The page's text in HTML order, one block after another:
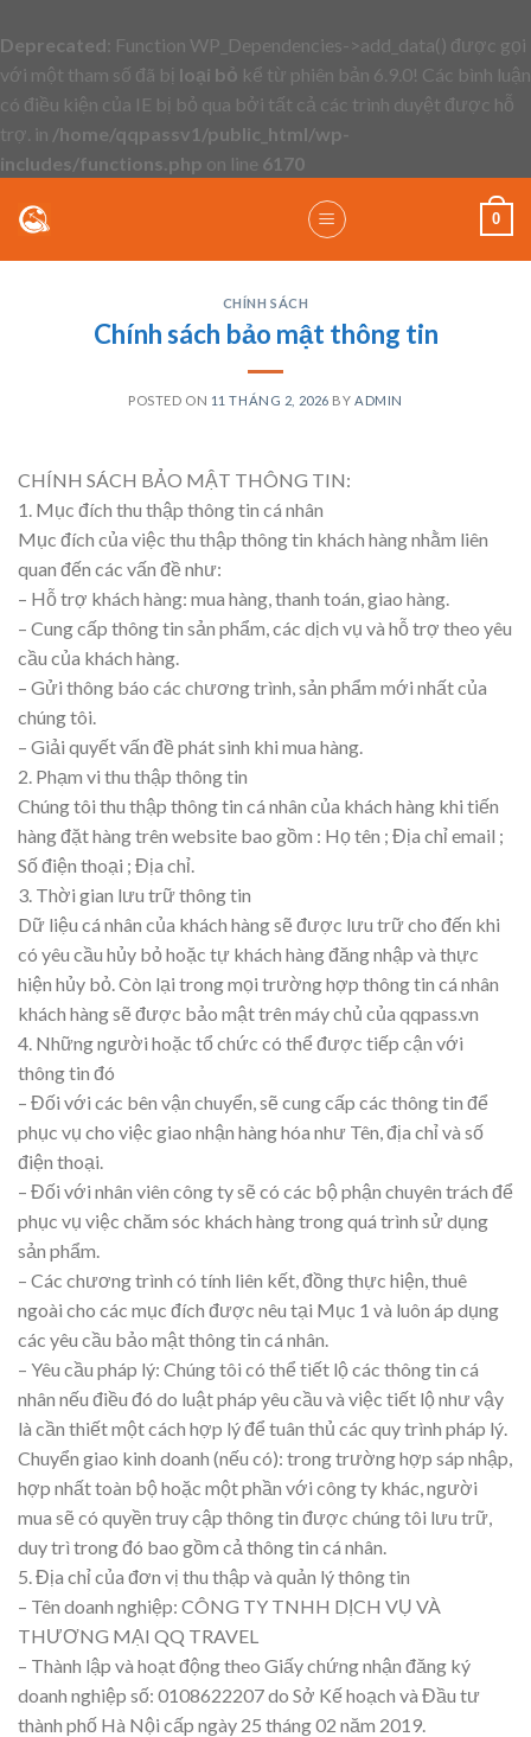
Deprecated : Function WP_Dependencies->add_data() được gọi
với một tham số đã bị loại bỏ kể từ phiên bản 6.9.0! Các bình luận
có điều kiện của IE bị bỏ qua bởi tất cả các trình duyệt được hỗ
trợ. in /home/qqpassv1/public_html/wp-
includes/functions.php on line 6170
0
CHÍNH SÁCH
Chính sách bảo mật thông tin
POSTED ON 11 THÁNG 2, 2026 BY ADMIN
CHÍNH SÁCH BẢO MẬT THÔNG TIN:
1. Mục đích thu thập thông tin cá nhân
Mục đích của việc thu thập thông tin khách hàng nhằm liên
quan đến các vấn đề như:
– Hỗ trợ khách hàng: mua hàng, thanh toán, giao hàng.
– Cung cấp thông tin sản phẩm, các dịch vụ và hỗ trợ theo yêu
cầu của khách hàng.
– Gửi thông báo các chương trình, sản phẩm mới nhất của
chúng tôi.
– Giải quyết vấn đề phát sinh khi mua hàng.
2. Phạm vi thu thập thông tin
Chúng tôi thu thập thông tin cá nhân của khách hàng khi tiến
hàng đặt hàng trên website bao gồm : Họ tên ; Địa chỉ email ;
Số điện thoại ; Địa chỉ.
3. Thời gian lưu trữ thông tin
Dữ liệu cá nhân của khách hàng sẽ được lưu trữ cho đến khi
có yêu cầu hủy bỏ hoặc tự khách hàng đăng nhập và thực
hiện hủy bỏ. Còn lại trong mọi trường hợp thông tin cá nhân
khách hàng sẽ được bảo mật trên máy chủ của qqpass.vn
4. Những người hoặc tổ chức có thể được tiếp cận với
thông tin đó
– Đối với các bên vận chuyển, sẽ cung cấp các thông tin để
phục vụ cho việc giao nhận hàng hóa như Tên, địa chỉ và số
điện thoại.
– Đối với nhân viên công ty sẽ có các bộ phận chuyên trách để
phục vụ việc chăm sóc khách hàng trong quá trình sử dụng
sản phẩm.
– Các chương trình có tính liên kết, đồng thực hiện, thuê
ngoài cho các mục đích được nêu tại Mục 1 và luôn áp dụng
các yêu cầu bảo mật thông tin cá nhân.
– Yêu cầu pháp lý: Chúng tôi có thể tiết lộ các thông tin cá
nhân nếu điều đó do luật pháp yêu cầu và việc tiết lộ như vậy
là cần thiết một cách hợp lý để tuân thủ các quy trình pháp lý.
Chuyển giao kinh doanh (nếu có): trong trường hợp sáp nhập,
hợp nhất toàn bộ hoặc một phần với công ty khác, người
mua sẽ có quyền truy cập thông tin được chúng tôi lưu trữ,
duy trì trong đó bao gồm cả thông tin cá nhân.
5. Địa chỉ của đơn vị thu thập và quản lý thông tin
– Tên doanh nghiệp: CÔNG TY TNHH DỊCH VỤ VÀ
THƯƠNG MẠI QQ TRAVEL
– Thành lập và hoạt động theo Giấy chứng nhận đăng ký
doanh nghiệp số: 0108622207 do Sở Kế hoạch và Đầu tư
thành phố Hà Nội cấp ngày 25 tháng 02 năm 2019.